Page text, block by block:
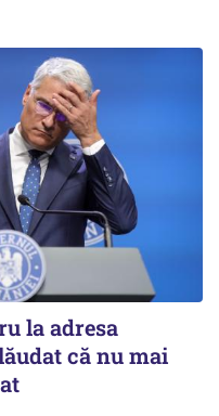
la adresa
că nu mai